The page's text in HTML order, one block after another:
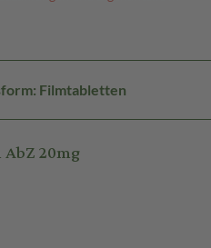
Filmtabletten
20mg